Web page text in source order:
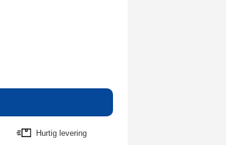
Hurtig levering